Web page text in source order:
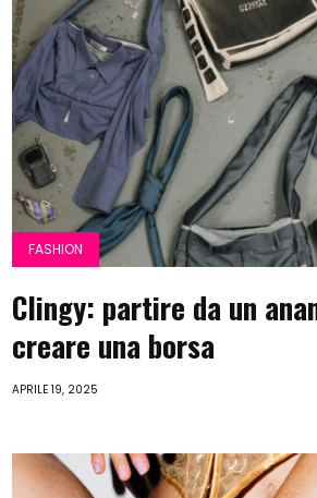
FASHION
Clingy: partire da un
creare una borsa
APRILE 19, 2025